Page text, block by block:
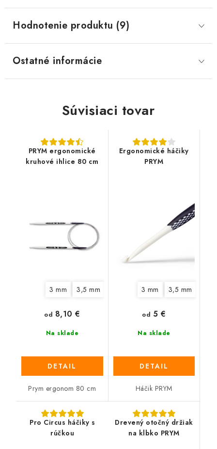
Hodnotenie produktu (9)
Ostatné informácie
Súvisiaci tovar
PRYM ergonomické
kruhové ihlice 80 cm
3 mm 3,5 mm 4,5 mm 5 mm
Na sklade
od 8,10 €
DETAIL
Prym ergonom 80 cm
Ergonomické háčiky
PRYM
3 mm 3,5 mm
Na sklade
od 5 €
DETAIL
Háčik PRYM
Pro Circus háčiky s
rúčkou
Drevený otočný držiak
na klbko PRYM